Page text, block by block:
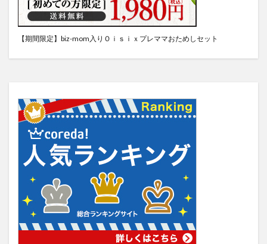
【期間限定】biz-mom入りＯｉｓｉｘプレママおためしセット